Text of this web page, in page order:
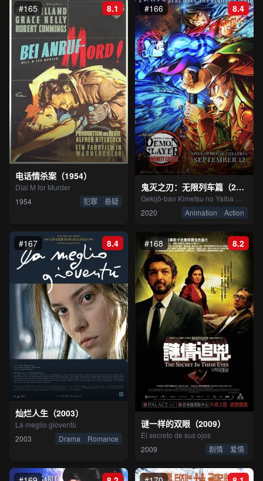
8.1
#165
电话情杀案（1954）
Dial M for Murder
1954
犯罪 悬疑
8.4
#166
鬼灭之刃：无限列车篇（2020）
Gekijô-ban Kimetsu no Yaiba Mugen Jô-hen
2020
Animation Action
8.4
#167
灿烂人生（2003）
La meglio gioventù
2003
Drama Romance
8.2
#168
谜一样的双眼（2009）
El secreto de sus ojos
2009
剧情 爱情